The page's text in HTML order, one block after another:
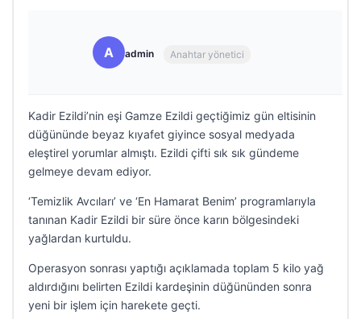
A admin Anahtar yönetici
Kadir Ezildi’nin eşi Gamze Ezildi geçtiğimiz gün eltisinin
düğününde beyaz kıyafet giyince sosyal medyada
eleştirel yorumlar almıştı. Ezildi çifti sık sık gündeme
gelmeye devam ediyor.
‘Temizlik Avcıları’ ve ‘En Hamarat Benim’ programlarıyla
tanınan Kadir Ezildi bir süre önce karın bölgesindeki
yağlardan kurtuldu.
Operasyon sonrası yaptığı açıklamada toplam 5 kilo yağ
aldırdığını belirten Ezildi kardeşinin düğününden sonra
yeni bir işlem için harekete geçti.